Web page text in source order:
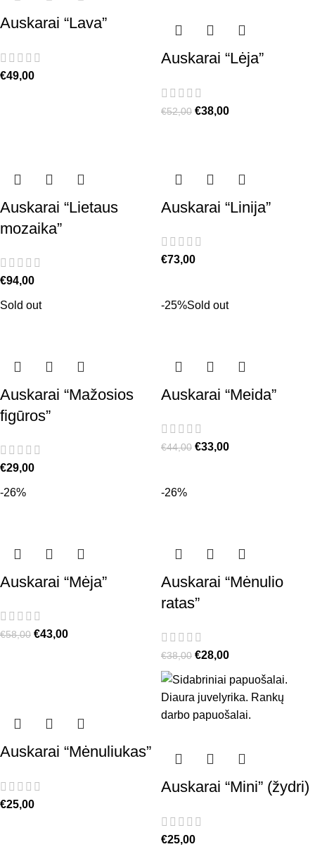
Auskarai “Lava”
€49,00
Auskarai “Lėja”
€52,00 €38,00
Auskarai “Lietaus
mozaika”
€94,00
Auskarai “Linija”
€73,00
Sold out
Auskarai “Mažosios
figūros”
€29,00
-25%Sold out
Auskarai “Meida”
€44,00 €33,00
-26%
Auskarai “Mėja”
€58,00 €43,00
-26%
Auskarai “Mėnulio
ratas”
€38,00 €28,00
Auskarai “Mėnuliukas”
€25,00
Auskarai “Mini” (žydri)
€25,00